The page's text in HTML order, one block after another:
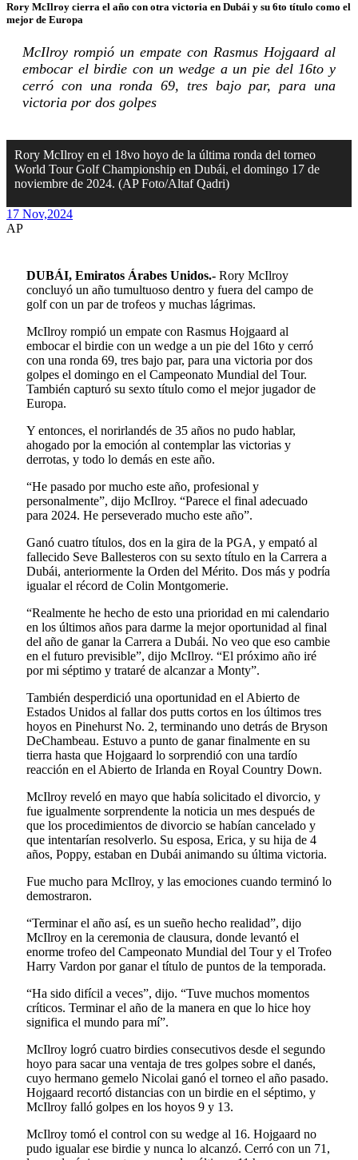
Rory McIlroy cierra el año con otra victoria en Dubái y su 6to título como el
mejor de Europa
McIlroy rompió un empate con Rasmus Hojgaard al
embocar el birdie con un wedge a un pie del 16to y
cerró con una ronda 69, tres bajo par, para una
victoria por dos golpes
Rory McIlroy en el 18vo hoyo de la última ronda del torneo
World Tour Golf Championship en Dubái, el domingo 17 de
noviembre de 2024. (AP Foto/Altaf Qadri)
17 Nov,2024
AP
DUBÁI, Emiratos Árabes Unidos.- Rory McIlroy
concluyó un año tumultuoso dentro y fuera del campo de
golf con un par de trofeos y muchas lágrimas.
McIlroy rompió un empate con Rasmus Hojgaard al
embocar el birdie con un wedge a un pie del 16to y cerró
con una ronda 69, tres bajo par, para una victoria por dos
golpes el domingo en el Campeonato Mundial del Tour.
También capturó su sexto título como el mejor jugador de
Europa.
Y entonces, el norirlandés de 35 años no pudo hablar,
ahogado por la emoción al contemplar las victorias y
derrotas, y todo lo demás en este año.
“He pasado por mucho este año, profesional y
personalmente”, dijo McIlroy. “Parece el final adecuado
para 2024. He perseverado mucho este año”.
Ganó cuatro títulos, dos en la gira de la PGA, y empató al
fallecido Seve Ballesteros con su sexto título en la Carrera a
Dubái, anteriormente la Orden del Mérito. Dos más y podría
igualar el récord de Colin Montgomerie.
“Realmente he hecho de esto una prioridad en mi calendario
en los últimos años para darme la mejor oportunidad al final
del año de ganar la Carrera a Dubái. No veo que eso cambie
en el futuro previsible”, dijo McIlroy. “El próximo año iré
por mi séptimo y trataré de alcanzar a Monty”.
También desperdició una oportunidad en el Abierto de
Estados Unidos al fallar dos putts cortos en los últimos tres
hoyos en Pinehurst No. 2, terminando uno detrás de Bryson
DeChambeau. Estuvo a punto de ganar finalmente en su
tierra hasta que Hojgaard lo sorprendió con una tardío
reacción en el Abierto de Irlanda en Royal Country Down.
McIlroy reveló en mayo que había solicitado el divorcio, y
fue igualmente sorprendente la noticia un mes después de
que los procedimientos de divorcio se habían cancelado y
que intentarían resolverlo. Su esposa, Erica, y su hija de 4
años, Poppy, estaban en Dubái animando su última victoria.
Fue mucho para McIlroy, y las emociones cuando terminó lo
demostraron.
“Terminar el año así, es un sueño hecho realidad”, dijo
McIlroy en la ceremonia de clausura, donde levantó el
enorme trofeo del Campeonato Mundial del Tour y el Trofeo
Harry Vardon por ganar el título de puntos de la temporada.
“Ha sido difícil a veces”, dijo. “Tuve muchos momentos
críticos. Terminar el año de la manera en que lo hice hoy
significa el mundo para mí”.
McIlroy logró cuatro birdies consecutivos desde el segundo
hoyo para sacar una ventaja de tres golpes sobre el danés,
cuyo hermano gemelo Nicolai ganó el torneo el año pasado.
Hojgaard recortó distancias con un birdie en el séptimo, y
McIlroy falló golpes en los hoyos 9 y 13.
McIlroy tomó el control con su wedge al 16. Hojgaard no
pudo igualar ese birdie y nunca lo alcanzó. Cerró con un 71,